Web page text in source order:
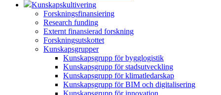
Kunskapskultivering
Forskningsfinansiering
Research funding
Externt finansierad forskning
Forskningsutskottet
Kunskapsgrupper
Kunskapsgrupp för bygglogistik
Kunskapsgrupp för stadsutveckling
Kunskapsgrupp för klimatledarskap
Kunskapsgrupp för BIM och digitalisering
Kunskapsgrupp för innovation